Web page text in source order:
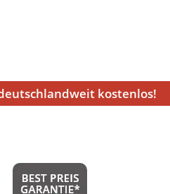
kostenlos!